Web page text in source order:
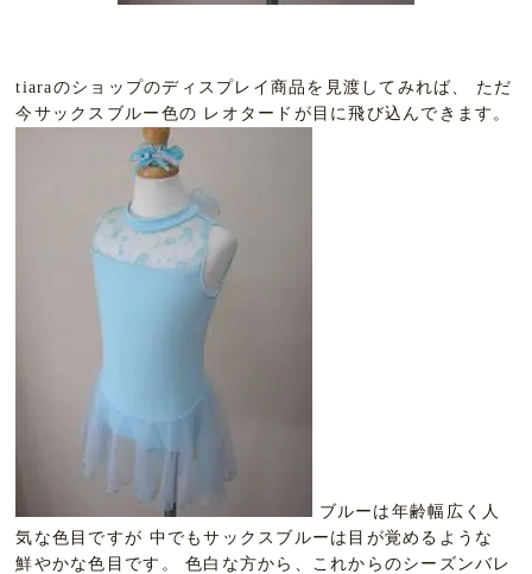
tiaraのショップのディスプレイ商品を見渡してみれば、 ただ
今サックスブルー色の レオタードが目に飛び込んできます。
ブルーは年齢幅広く人
気な色目ですが 中でもサックスブルーは目が覚めるような
鮮やかな色目です。 色白な方から、これからのシーズンバレ